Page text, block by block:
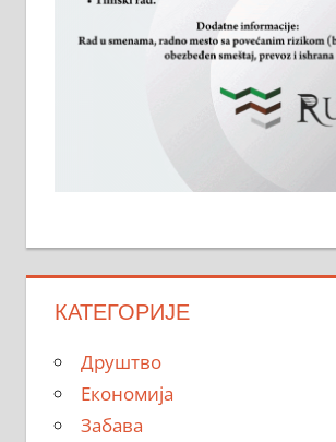
КАТЕГОРИЈЕ
Друштво
Економија
Забава